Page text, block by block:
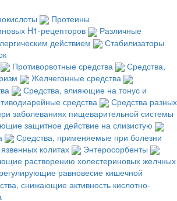
Протеины
H1-рецепторов
Различные
действием
Стабилизаторы
Противорвотные средства
Средства,
Желчегонные средства
Средства, влияющие на тонус и
средства
Средства разных
заболеваниях пищеварительной системы
защитное действие на слизистую
Средства, применяемые при болезни
колитах
Энтеросорбенты
растворению холестериновых желчных
равновесие кишечной
снижающие активность кислотно-